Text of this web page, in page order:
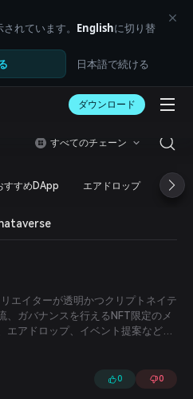
れています。 Englishに切り替
日本語で続ける
ダウンロード
すべてのチェーン
すすめDApp エアドロップ DeFi
エイターが透明かつクリプトネイテ
、ガバナンスを行えるNFT限定のメ
エアドロップ、イベント提案などの
しています。
0 0